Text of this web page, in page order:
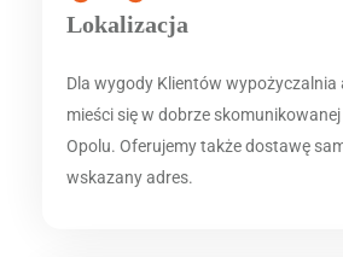
Lokalizacja
Dla wygody Klientów wypożyczalnia
mieści się w dobrze
Opolu. Oferujemy także dostawę
wskazany adres.